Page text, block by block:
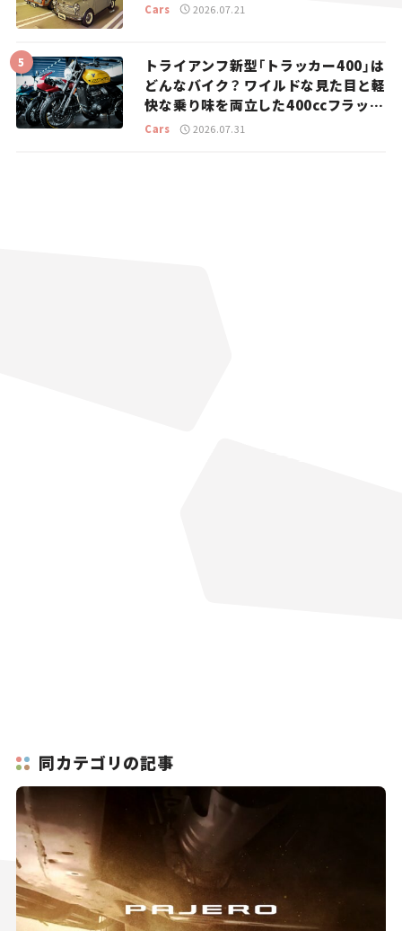
Cars 2026.07.21
トライアンフ新型「トラッカー400」は
どんなバイク？ ワイルドな見た目と軽
快な乗り味を両立した400ccフラット
トラッカー【試乗レビュー】
Cars 2026.07.31
同カテゴリの記事